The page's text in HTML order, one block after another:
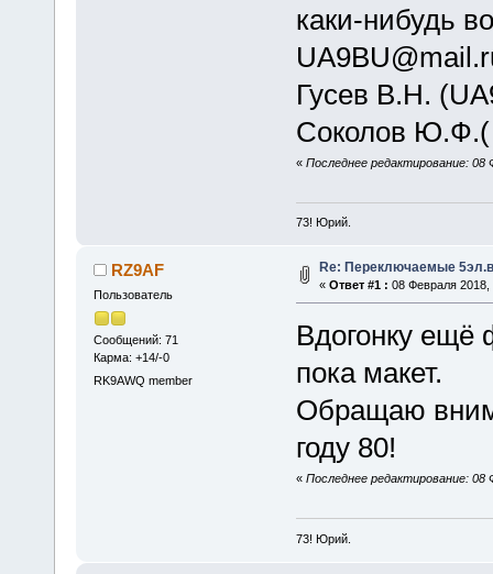
каки-нибудь
Гусев В.Н.
Соколов Ю.Ф.(
« Последнее редактирование: 08
73! Юрий.
RZ9AF
Пользователь
Сообщений: 71
Карма: +14/-0
RK9AWQ member
Re: Переключаемые
« Ответ #1 : 08 Февраля 2018,
Вдогонку ещё
пока макет.
Обращаю
году 80!
« Последнее редактирование: 08
73! Юрий.